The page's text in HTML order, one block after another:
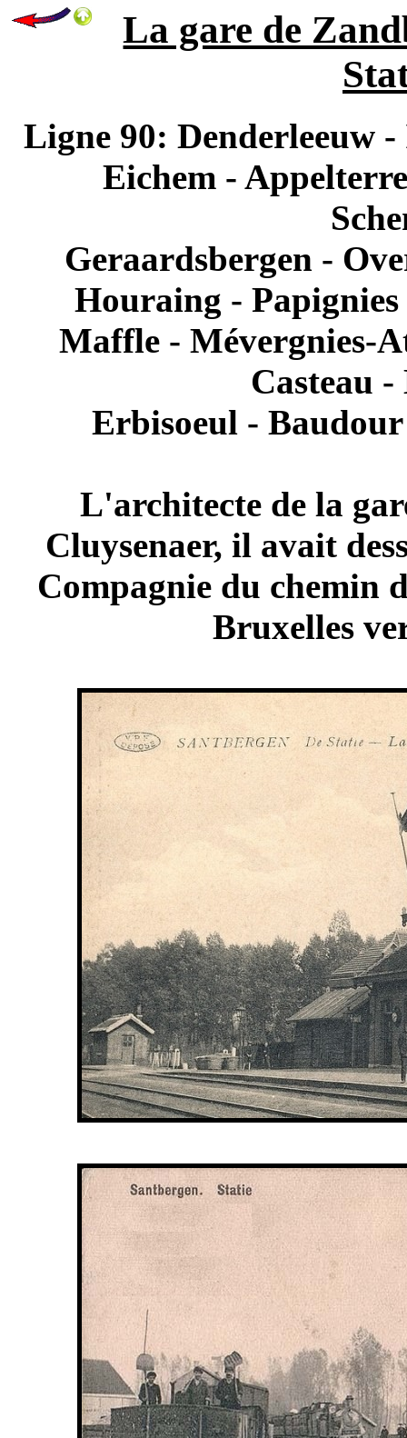
La gare de
Ligne 90: Denderleeuw
Eichem -
Geraardsbergen -
Houraing -
Maffle - Mévergnies-
Casteau
Erbisoeul -
L'architecte de la
Cluysenaer, il avait
Compagnie du chemin
Bruxelles